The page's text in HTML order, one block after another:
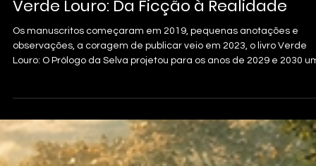
Verde Louro: Da Ficção à Realidade
Os manuscritos começaram em 2019, pequenas anotações e
observações, a coragem de publicar veio em 2023, o livro Verde
Amazónia cercada por disputas geopolíticas, tecnologias